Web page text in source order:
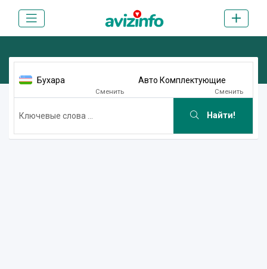
Бухара
Сменить
Авто Комплектующие
Сменить
Найти!